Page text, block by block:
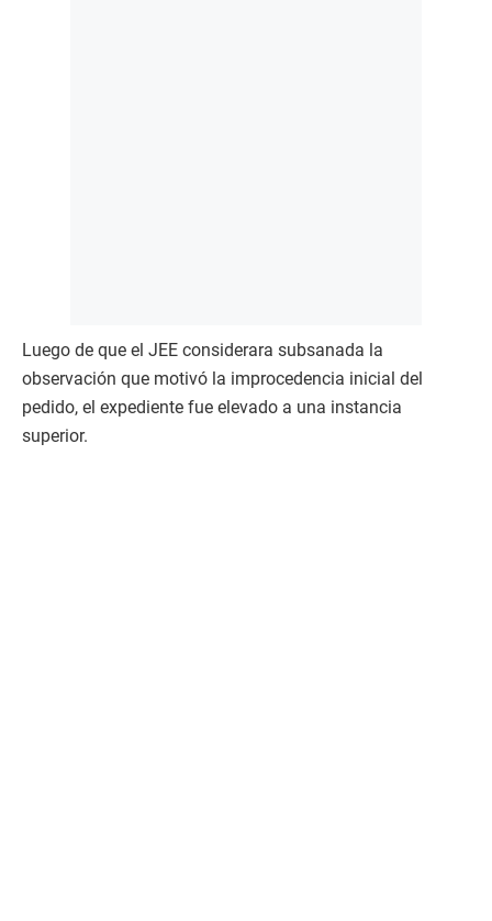
Luego de que el JEE considerara subsanada la
observación que motivó la improcedencia inicial del
pedido, el expediente fue elevado a una instancia
superior.